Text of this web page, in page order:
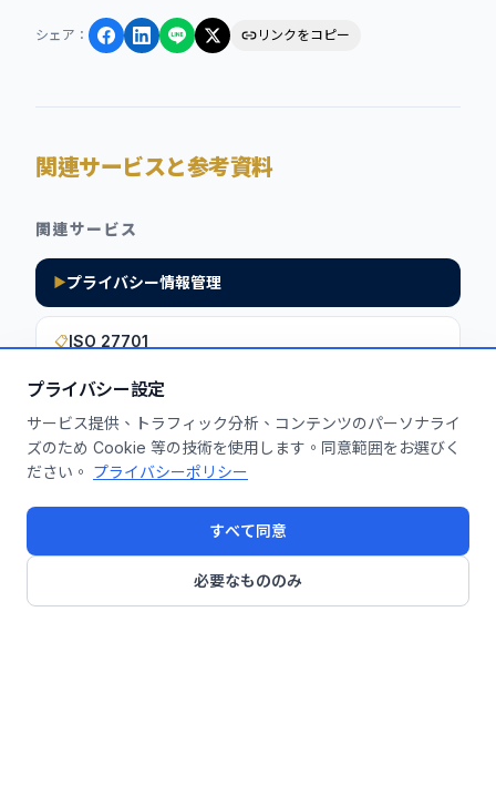
プライバシー設定
サービス提供、トラフィック分析、コンテンツのパーソナライ
ズのため Cookie 等の技術を使用します。同意範囲をお選びく
ださい。 プライバシーポリシー
すべて同意
必要なもののみ
シェア ： リンクをコピー
関連サービスと参考資料
関連サービス
▶プライバシー情報管理
📋ISO 27701
このインサイトを貴社に活用しません
か？
無料診断を申し込む